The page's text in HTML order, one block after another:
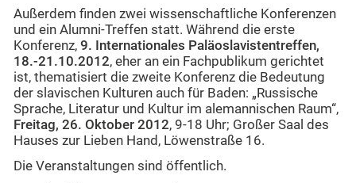
Außerdem finden zwei wissenschaftliche Konferenzen
und ein Alumni-Treffen statt. Während die erste
Konferenz, 9. Internationales Paläoslavistentreffen,
18.-21.10.2012, eher an ein Fachpublikum gerichtet
ist, thematisiert die zweite Konferenz die Bedeutung
der slavischen Kulturen auch für Baden: „Russische
Sprache, Literatur und Kultur im alemannischen Raum“,
Freitag, 26. Oktober 2012, 9-18 Uhr; Großer Saal des
Hauses zur Lieben Hand, Löwenstraße 16.
Die Veranstaltungen sind öffentlich.